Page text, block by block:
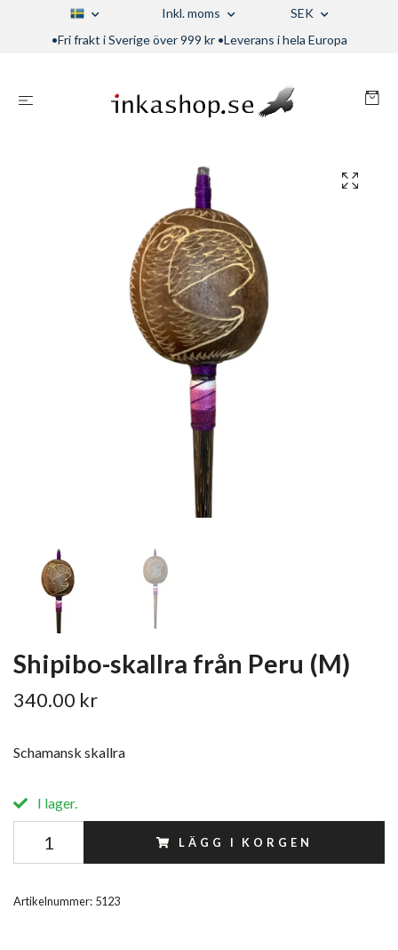
Inkl. moms
SEK
•Fri frakt i Sverige över 999 kr •Leverans i hela Europa
Shipibo-skallra från Peru (M)
340.00 kr
Schamansk skallra
I lager.
LÄGG I KORGEN
Artikelnummer: 5123